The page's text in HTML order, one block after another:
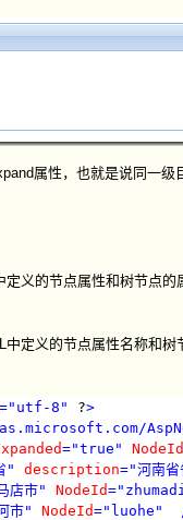
属性，也就是说同一级
义的节点属性和树节点的
定义的节点属性名称和树
="utf-8" ?>
="true" NodeId
" description="河南省
店市" NodeId
市" NodeId="luohe"